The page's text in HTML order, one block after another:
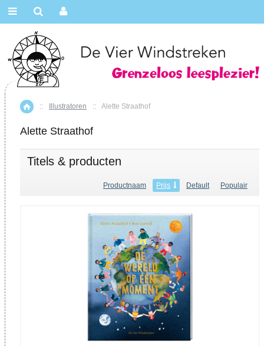
Home
:: Illustratoren :: Alette Straathof
Alette Straathof
Titels & producten
Productnaam Prijs Default Populair